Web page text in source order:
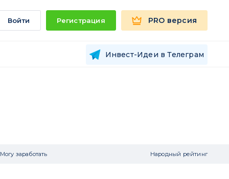
Войти Регистрация PRO версия
Инвест-Идеи в Телеграм
Могу заработать Народный рейтинг